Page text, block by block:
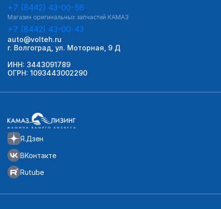
Я.Дзен
ВКонтакте
Rutube
+7 (8442) 43-00-56
Магазин оригинальных запчастей КАМАЗ
+7 (8442) 43-00-43
auto@volteh.ru
г. Волгоград, ул. Моторная, 9 Д
ИНН: 3443091789
ОГРН: 1093443002290